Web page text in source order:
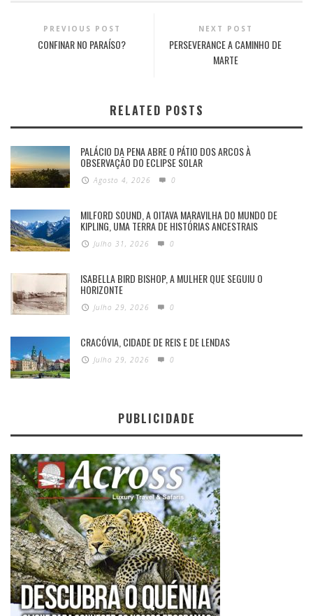
PREVIOUS POST
CONFINAR NO PARAÍSO?
NEXT POST
PERSEVERANCE A CAMINHO DE
MARTE
RELATED POSTS
PALÁCIO DA PENA ABRE O PÁTIO DOS ARCOS À
OBSERVAÇÃO DO ECLIPSE SOLAR
Agosto 4, 2026 0
MILFORD SOUND, A OITAVA MARAVILHA DO MUNDO DE
KIPLING, UMA TERRA DE HISTÓRIAS ANCESTRAIS
Julho 31, 2026 0
ISABELLA BIRD BISHOP, A MULHER QUE SEGUIU O
HORIZONTE
Julho 29, 2026 0
CRACÓVIA, CIDADE DE REIS E DE LENDAS
Julho 29, 2026 0
PUBLICIDADE